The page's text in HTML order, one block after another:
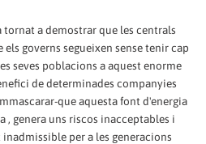
tornat a demostrar que les centrals
els governs segueixen sense tenir cap
seves poblacions a aquest enorme
de determinades companyies
que aquesta font d'energia
genera uns riscos inacceptables i
per a les generacions